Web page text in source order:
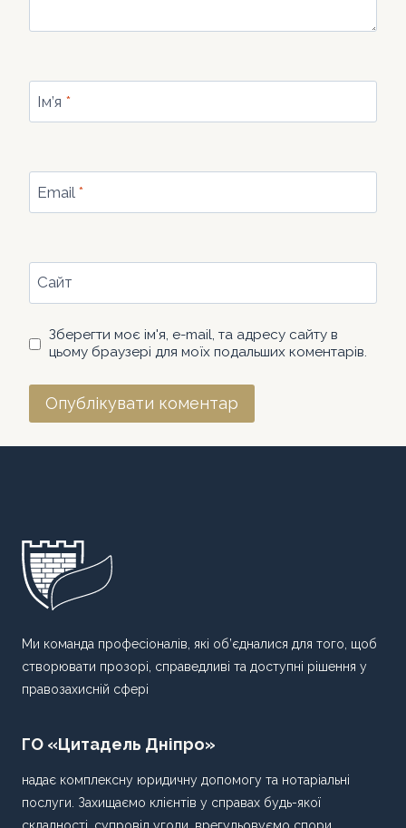
Ім’я *
Email *
Сайт
Зберегти моє ім'я, e-mail, та адресу сайту в
цьому браузері для моїх подальших коментарів.
Ми команда професіоналів, які об’єдналися для того, щоб
створювати прозорі, справедливі та доступні рішення у
правозахисній сфері
ГО «Цитадель Дніпро»
надає комплексну юридичну допомогу та нотаріальні
послуги. Захищаємо клієнтів у справах будь-якої